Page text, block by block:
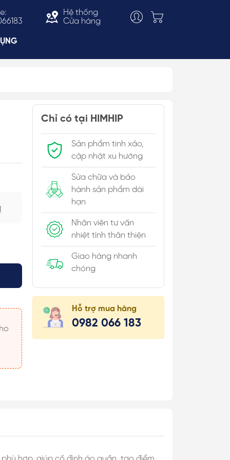
Hệ thống
Cửa hàng
Vòng Cổ Thời Trang
Kiềng Cổ
Chỉ có tại HIMHIP
Sản phẩm tinh xảo,
cập nhật xu hướng
Sửa chữa và bảo
hành sản phẩm dài
hạn
Nhân viên tư vấn
nhiệt tình thân thiện
Giao hàng nhanh
chóng
Hỗ trợ mua hàng
0982 066 183